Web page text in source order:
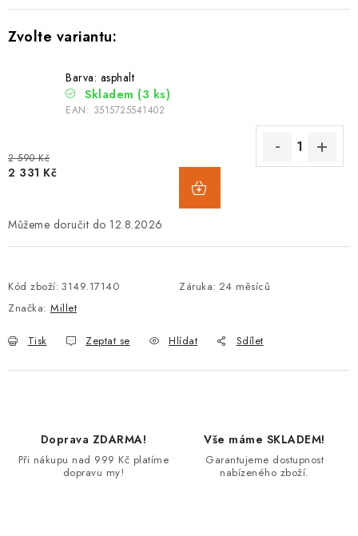
Barva: asphalt
Skladem (3 ks)
EAN: 3515725541402
2 590 Kč
2 331 Kč
12.8.2026
Kód zboží: 3149.17140 Záruka: 24 měsíců
Značka: Millet
Tisk Zeptat se Hlídat Sdílet
Doprava ZDARMA!
Při nákupu nad 999 Kč platíme
dopravu my!
Vše máme SKLADEM!
Garantujeme dostupnost
nabízeného zboží.